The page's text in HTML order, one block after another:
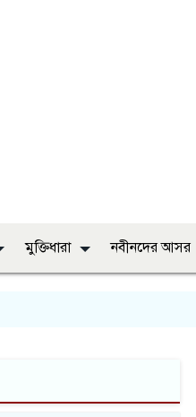
মুক্তিধারা নবীনদের আসর